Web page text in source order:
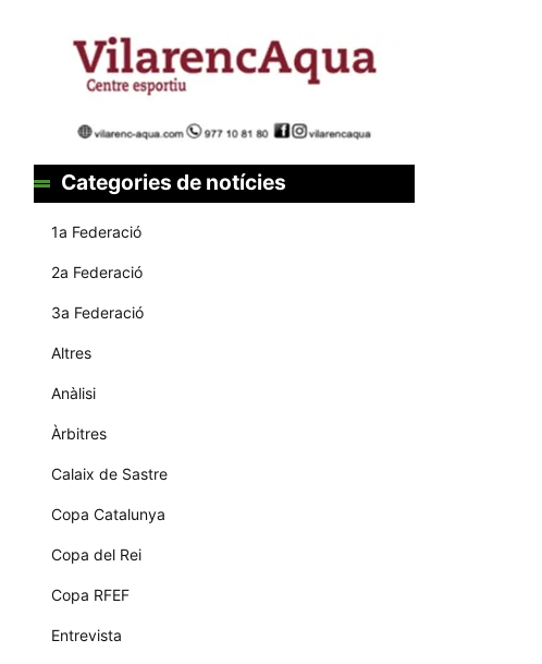
Categories de notícies
1a Federació
2a Federació
3a Federació
Altres
Anàlisi
Àrbitres
Calaix de Sastre
Copa Catalunya
Copa del Rei
Copa RFEF
Entrevista